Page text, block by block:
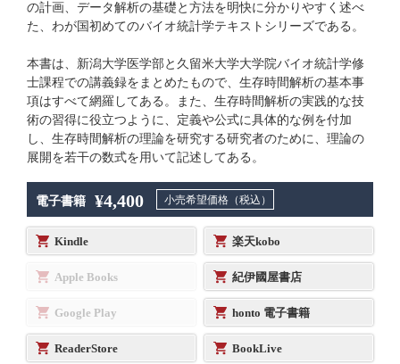
の計画、データ解析の基礎と方法を明快に分かりやすく述べ
た、わが国初めてのバイオ統計学テキストシリーズである。
本書は、新潟大学医学部と久留米大学大学院バイオ統計学修
士課程での講義録をまとめたもので、生存時間解析の基本事
項はすべて網羅してある。また、生存時間解析の実践的な技
術の習得に役立つように、定義や公式に具体的な例を付加
し、生存時間解析の理論を研究する研究者のために、理論の
展開を若干の数式を用いて記述してある。
電子書籍 ¥4,400 小売希望価格（税込）
Kindle 楽天kobo
Apple Books 紀伊國屋書店
Google Play honto 電子書籍
ReaderStore BookLive